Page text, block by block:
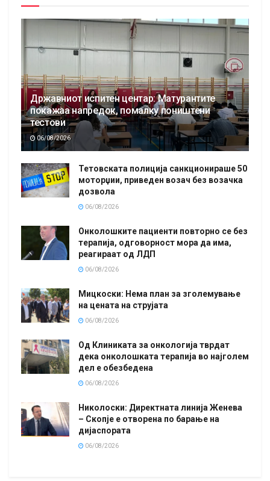
Државниот испитен центар: Матурантите
покажаа напредок, помалку поништени
тестови
06/08/2026
Тетовската полиција санкционираше 50
моторџии, приведен возач без возачка
дозвола
06/08/2026
Онколошките пациенти повторно се без
терапија, одговорност мора да има,
реагираат од ЛДП
06/08/2026
Мицкоски: Нема план за зголемување
на цената на струјата
06/08/2026
Од Клиниката за онкологија тврдат
дека онколошката терапија во најголем
дел е обезбедена
06/08/2026
Николоски: Директната линија Женева
– Скопје е отворена по барање на
дијаспората
06/08/2026